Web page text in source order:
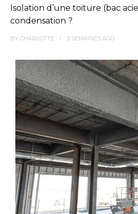
Isolation d’une toiture (bac
condensation ?
BY CHARLOTTE 3 SEMAINES AGO